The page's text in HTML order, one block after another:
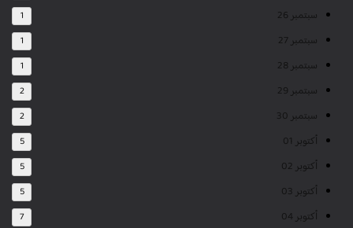
سبتمبر 26 1
سبتمبر 27 1
سبتمبر 28 1
سبتمبر 29 2
سبتمبر 30 2
أكتوبر 01 5
أكتوبر 02 5
أكتوبر 03 5
أكتوبر 04 7